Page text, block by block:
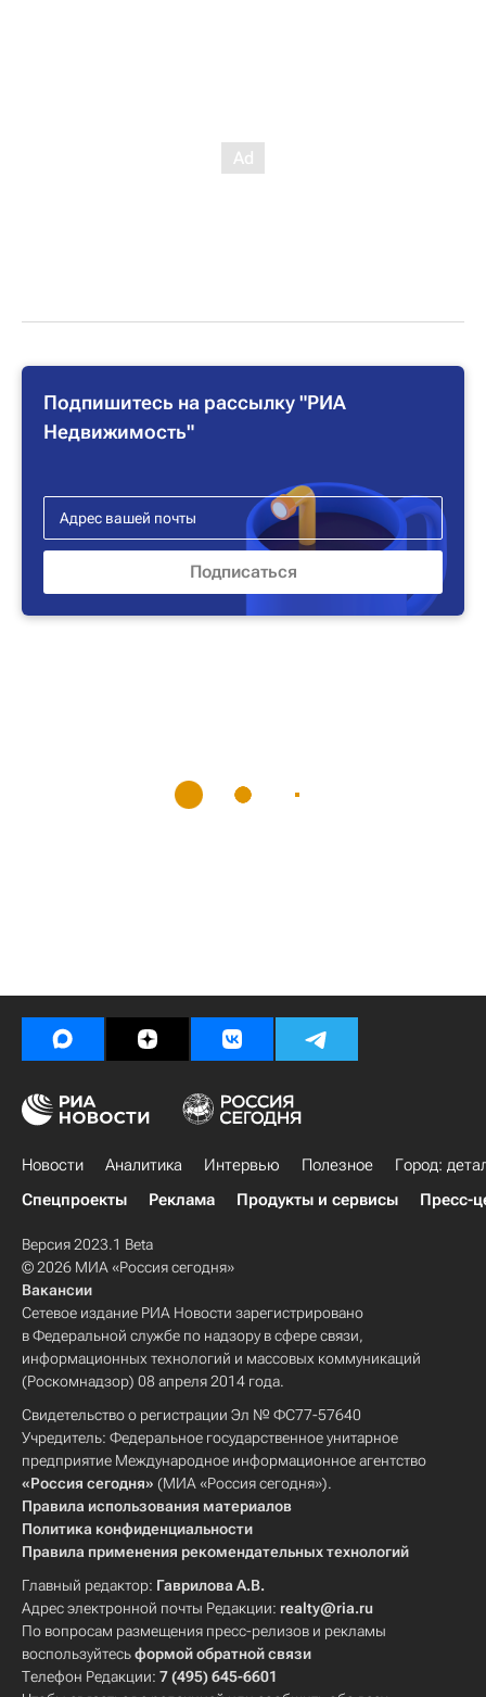
Подпишитесь на рассылку "РИА
Недвижимость"
Новости Аналитика Интервью Полезное
Город:
Спецпроекты
Реклама Продукты и сервисы Пресс-
Версия 2023.1 Beta
© 2026 МИА «Россия сегодня»
Вакансии
Сетевое издание РИА Новости зарегистрировано
в Федеральной службе по надзору в сфере связи,
информационных технологий и массовых коммуникаций
(Роскомнадзор) 08 апреля 2014 года.
Свидетельство о регистрации Эл № ФС77-57640
Учредитель: Федеральное государственное унитарное
предприятие Международное информационное агентство
«Россия сегодня» (МИА «Россия сегодня»).
Правила использования материалов
Политика конфиденциальности
Правила применения рекомендательных технологий
Главный редактор: Гаврилова А.В.
Адрес электронной почты Редакции: realty@ria.ru
По вопросам размещения пресс-релизов и рекламы
воспользуйтесьформой обратной связи
Телефон Редакции: 7 (495) 645-6601